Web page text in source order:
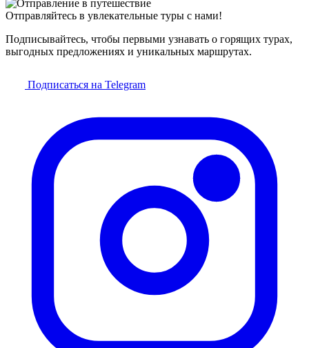
Отправляйтесь в увлекательные туры с нами!
Подписывайтесь, чтобы первыми узнавать о горящих турах,
выгодных предложениях и уникальных маршрутах.
Подписаться на Telegram